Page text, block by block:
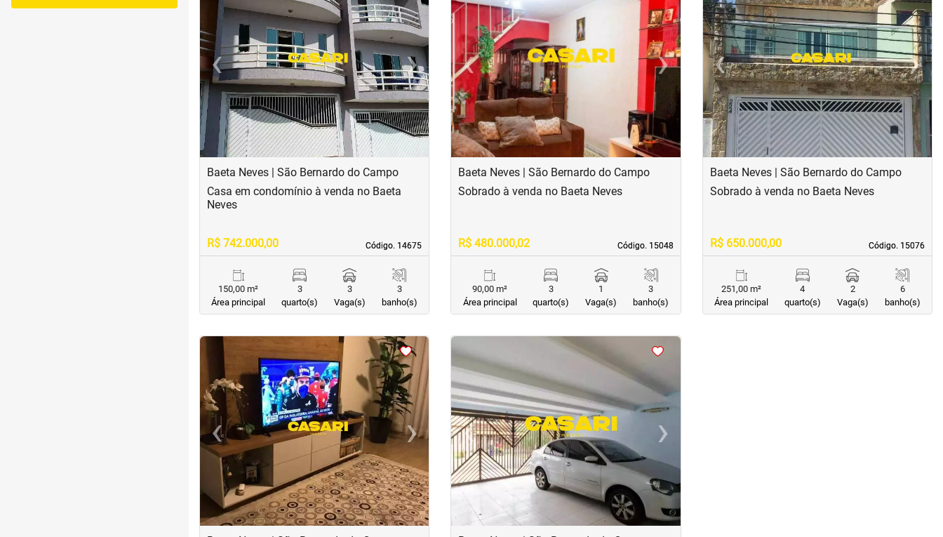
‹Previous ›Next
Baeta Neves | São Bernardo do Campo
Código. 14675
Código. 14675
Casa em condomínio à venda no Baeta
Neves
R$ 742.000,00
150,00 m²
Área principal
3
quarto(s)
3
Vaga(s)
3
banho(s)
‹Previous ›Next
Baeta Neves | São Bernardo do Campo
Código. 15048
Código. 15048
Sobrado à venda no Baeta Neves
R$ 480.000,02
90,00 m²
Área principal
3
quarto(s)
1
Vaga(s)
3
banho(s)
‹Previous ›Next
Baeta Neves | São Bernardo do Campo
Código. 15076
Código. 15076
Sobrado à venda no Baeta Neves
R$ 650.000,00
251,00 m²
Área principal
4
quarto(s)
2
Vaga(s)
6
banho(s)
< <
‹Previous ›Next
<
‹Previous ›Next